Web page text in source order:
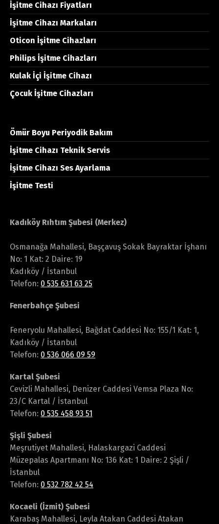
İşitme Cihazı Fiyatları
İşitme Cihazı Markaları
Oticon İşitme Cihazları
Philips İşitme Cihazları
Kulak İçi İşitme Cihazı
Çocuk İşitme Cihazları
Ömür Boyu Periyodik Bakım
İşitme Cihazı Teknik Servis
İşitme Cihazı Ses Ayarlama
İşitme Testi
Kadıköy Rıhtım Şubesi (Merkez)
Osmanağa Mahallesi, Başçavuş Sokak Bayraktar İşhanı
No: 1 Kat: 2 Daire: 19
Kadıköy / İstanbul
Telefon: 0 535 631 63 25
Fenerbahçe Şubesi
Feneryolu Mahallesi, Bağdat Caddesi No: 155/1 Kat: 1,
Kadıköy / İstanbul
Telefon: 0 536 066 09 59
Kartal Şubesi
Cevizli Mahallesi, Denizer Caddesi Vemsa Plaza No:
23/C Kartal / İstanbul
Telefon: 0 535 458 93 51
Şişli Şubesi
Meşrutiyet Mahallesi, Halaskargazi Caddesi
Müzepalas Apartmanı No: 136 Kat: 1 Daire: 2 Şişli /
İstanbul
Telefon: 0 532 782 42 54
Kocaeli (İzmit) Şubesi
Karabaş Mahallesi, Leyla Atakan Caddesi Atakan